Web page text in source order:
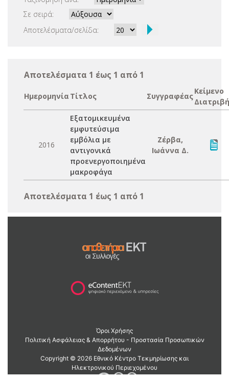
Σε σειρά:
Αποτελέσματα/σελίδα:
Αποτελέσματα 1 έως 1 από 1
Ημερομηνία Τίτλος Συγγραφέας
Κείμενο
2016
Εξατομικευμένα
εμφυτεύσιμα
εμβόλια με
αντιγονικά
προενεργοποιημένα
μακροφάγα
Ζέρβα,
Ιωάννα Δ.
Αποτελέσματα 1 έως 1 από 1